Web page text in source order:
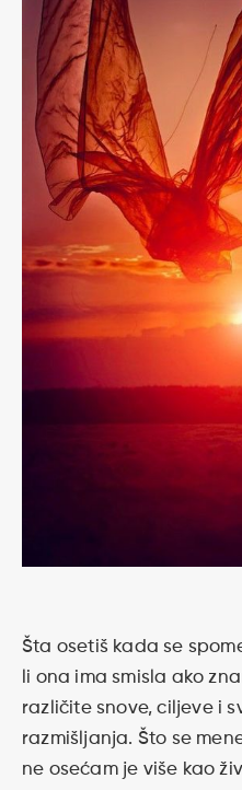
Šta osetiš kada se
li ona ima smisla ako
različite snove, ciljeve i
razmišljanja. Što se
ne osećam je više kao